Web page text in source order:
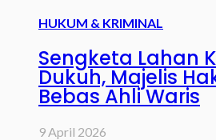
HUKUM & KRIMINAL
Sengketa Lahan
Dukuh, Majelis
Bebas Ahli Waris
9 April 2026